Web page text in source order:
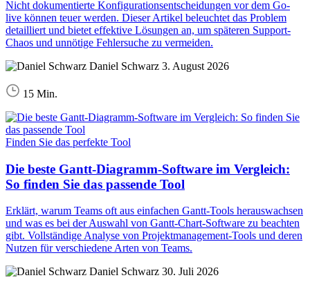
Nicht dokumentierte Konfigurationsentscheidungen vor dem Go-
live können teuer werden. Dieser Artikel beleuchtet das Problem
detailliert und bietet effektive Lösungen an, um späteren Support-
Chaos und unnötige Fehlersuche zu vermeiden.
Daniel Schwarz 3. August 2026
15 Min.
Finden Sie das perfekte Tool
Die beste Gantt-Diagramm-Software im Vergleich:
So finden Sie das passende Tool
Erklärt, warum Teams oft aus einfachen Gantt-Tools herauswachsen
und was es bei der Auswahl von Gantt-Chart-Software zu beachten
gibt. Vollständige Analyse von Projektmanagement-Tools und deren
Nutzen für verschiedene Arten von Teams.
Daniel Schwarz 30. Juli 2026